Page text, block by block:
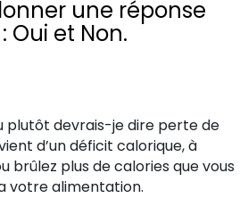
une réponse
Oui et Non.
plutôt devrais-je dire perte de
d’un déficit calorique, à
brûlez plus de calories que vous
votre alimentation.